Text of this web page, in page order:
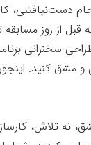
دست‌نیافتنی،
قبل از روز
سخنرانی
و مشق کنيد.
نه تلاش،